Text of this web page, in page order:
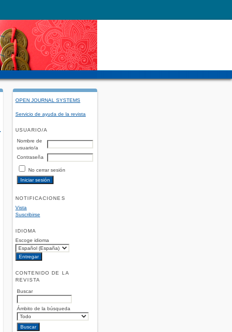
OPEN JOURNAL SYSTEMS
Servicio de ayuda de la revista
USUARIO/A
Nombre de
usuario/a
Contraseña
No cerrar sesión
NOTIFICACIONES
Vista
Suscribirse
IDIOMA
Escoge idioma
CONTENIDO DE LA
REVISTA
Buscar
Ámbito de la búsqueda